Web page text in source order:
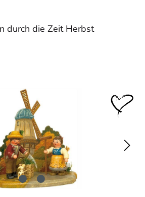
durch die Zeit Herbst